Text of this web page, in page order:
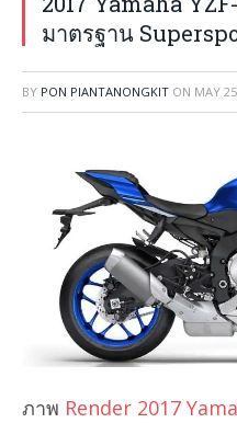
มาตรฐาน
BY PON PIANTANONGKIT ON MAY
ภาพ Render 2017